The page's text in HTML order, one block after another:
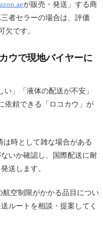
が販売・発送」する商
者セラーの場合は、評価
欠です。
ウで現地バイヤーに
い」「液体の配送が不安」
依頼できる「ロコカウ」が
は時として雑な場合がある
いか確認し、国際配送に耐
送します。
航空制限がかかる品目につい
ルートを相談・提案してく